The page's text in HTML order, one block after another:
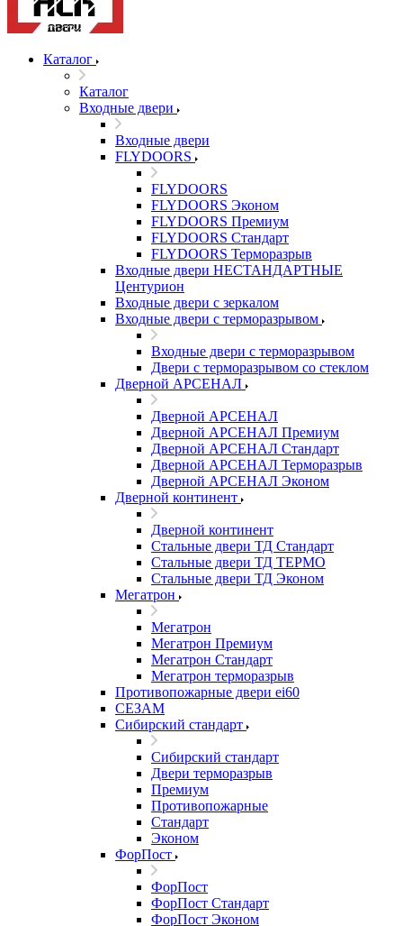
Каталог
Каталог
Входные двери
Входные двери
FLYDOORS
FLYDOORS
FLYDOORS Эконом
FLYDOORS Премиум
FLYDOORS Стандарт
FLYDOORS Терморазрыв
Входные двери НЕСТАНДАРТНЫЕ
Центурион
Входные двери с зеркалом
Входные двери с терморазрывом
Входные двери с терморазрывом
Двери с терморазрывом со стеклом
Дверной АРСЕНАЛ
Дверной АРСЕНАЛ
Дверной АРСЕНАЛ Премиум
Дверной АРСЕНАЛ Стандарт
Дверной АРСЕНАЛ Терморазрыв
Дверной АРСЕНАЛ Эконом
Дверной континент
Дверной континент
Стальные двери ТД Стандарт
Стальные двери ТД ТЕРМО
Стальные двери ТД Эконом
Мегатрон
Мегатрон
Мегатрон Премиум
Мегатрон Стандарт
Мегатрон терморазрыв
Противопожарные двери ei60
СЕЗАМ
Сибирский стандарт
Сибирский стандарт
Двери терморазрыв
Премиум
Противопожарные
Стандарт
Эконом
ФорПост
ФорПост
ФорПост Стандарт
ФорПост Эконом